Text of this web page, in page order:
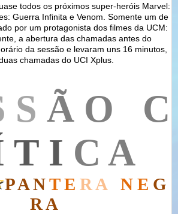
todos os próximos super-heróis Marvel:
Guerra Infinita e Venom. Somente um de
por um protagonista dos filmes da UCM:
a abertura das chamadas antes do
da sessão e levaram uns 16 minutos,
chamadas do UCI Xplus.
S Ã O C
T I C A
P A NT E R A N E G
R A